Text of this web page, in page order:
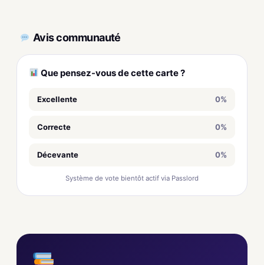
Avis communauté
Que pensez-vous de cette carte ?
Excellente 0%
Correcte 0%
Décevante 0%
Système de vote bientôt actif via Passlord